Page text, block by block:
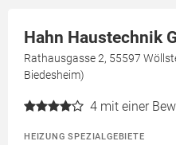
Hahn Haustechnik
Rathausgasse 2, 55597
Biedesheim)
4 mit einer
HEIZUNG SPEZIALGEBIETE